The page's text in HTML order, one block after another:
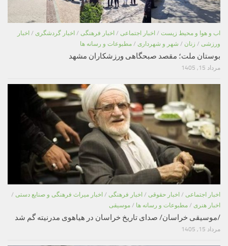
اب و هوا و محیط زیست / اخبار اجتماعی / اخبار فرهنگی / اخبار گردشگری / اخبار
ورزشی / زنان / شهر و شهرداری / مطبوعات و رسانه ها
بوستان ملت؛ مقصد صبحگاهی ورزشکاران مشهد
مرداد 15, 1405
اخبار اجتماعی / اخبار حقوقی / اخبار فرهنگی / اخبار میراث فرهنگی و صنایع دستی /
اخبار هنری / مطبوعات و رسانه ها / موسیقی
/موسیقی خراسان/ صدای تاریخ خراسان در هیاهوی مدرنیته گم شد
مرداد 15, 1405